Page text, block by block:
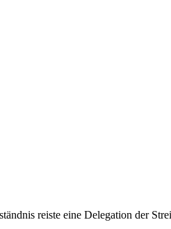
reiste eine Delegation der